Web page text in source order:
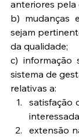
anteriores pela
b) mudanças
sejam
da qualidade;
c) informação
sistema de
relativas a:
satisfação
extensão